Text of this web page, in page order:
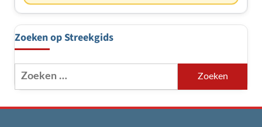
Zoeken op Streekgids
Zoeken
naar: